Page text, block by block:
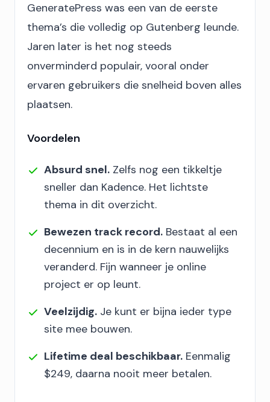
GeneratePress was een van de eerste
thema’s die volledig op Gutenberg leunde.
Jaren later is het nog steeds
onverminderd populair, vooral onder
ervaren gebruikers die snelheid boven alles
plaatsen.
Voordelen
Absurd snel. Zelfs nog een tikkeltje
sneller dan Kadence. Het lichtste
thema in dit overzicht.
Bewezen track record. Bestaat al een
decennium en is in de kern nauwelijks
veranderd. Fijn wanneer je online
project er op leunt.
Veelzijdig. Je kunt er bijna ieder type
site mee bouwen.
Lifetime deal beschikbaar. Eenmalig
$249, daarna nooit meer betalen.